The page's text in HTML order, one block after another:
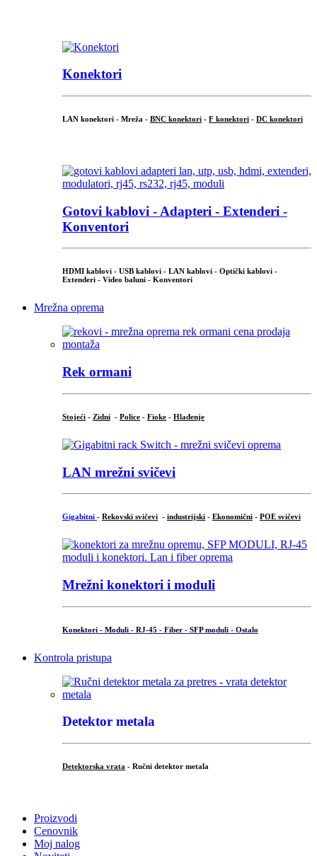
Konektori
LAN konektori - Mreža - BNC konektori - F konektori - DC konektori
Gotovi kablovi - Adapteri - Extenderi -
Konventori
HDMI kablovi - USB kablovi - LAN kablovi - Optički kablovi -
Extenderi - Video baluni - Konventori
Mrežna oprema
Rek ormani
Stojeći - Zidni - Police - Fioke - Hlađenje
LAN mrežni svičevi
Gigabitni - Rekovski svičevi - industrijski - Ekonomični - POE svičevi
Mrežni konektori i moduli
Konektori - Moduli - RJ-45 - Fiber - SFP moduli - Ostalo
Kontrola pristupa
Detektor metala
Detektorska vrata - Ručni detektor metala
Proizvodi
Cenovnik
Moj nalog